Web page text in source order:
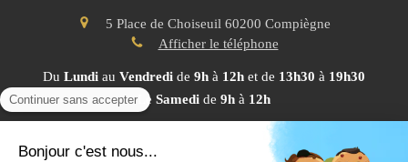
5 Place de Choiseuil 60200 Compiègne
Afficher le téléphone
Du Lundi au Vendredi de 9h à 12h et de 13h30 à 19h30
Le Samedi de 9h à 12h